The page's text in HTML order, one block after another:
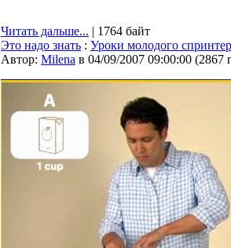
Читать дальше... | 1764 байт
Это надо знать : Уроки молодого
Автор: Milena в 04/09/2007 09:00:00 (2867